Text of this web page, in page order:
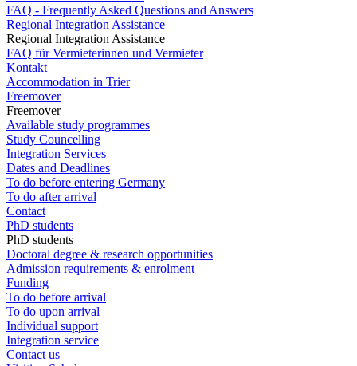
FAQ - Frequently Asked Questions and Answers
Regional Integration Assistance
Regional Integration Assistance
FAQ für Vermieterinnen und Vermieter
Kontakt
Accommodation in Trier
Freemover
Freemover
Available study programmes
Study Councelling
Integration Services
Dates and Deadlines
To do before entering Germany
To do after arrival
Contact
PhD students
PhD students
Doctoral degree & research opportunities
Admission requirements & enrolment
Funding
To do before arrival
To do upon arrival
Individual support
Integration service
Contact us